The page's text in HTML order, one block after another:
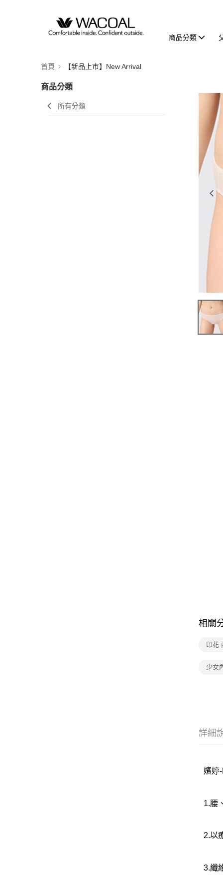
商品分類
首頁 【新品上市】New Arrival
商品分類
所有分類
相關
印花
少女
詳細
嬪婷
1.腰
2.以
3.纖